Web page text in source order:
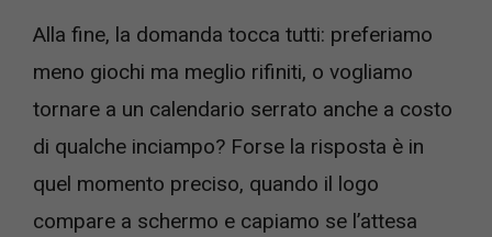
Alla fine, la domanda tocca tutti: preferiamo
meno giochi ma meglio rifiniti, o vogliamo
tornare a un calendario serrato anche a costo
di qualche inciampo? Forse la risposta è in
quel momento preciso, quando il logo
compare a schermo e capiamo se l’attesa